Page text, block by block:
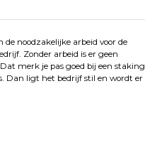
de noodzakelijke arbeid voor de
Zonder arbeid is er geen
merk je pas goed bij een staking
Dan ligt het bedrijf stil en wordt er